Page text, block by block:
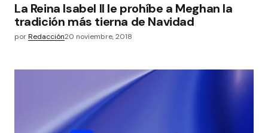
La Reina Isabel II le prohíbe a Meghan la
tradición más tierna de Navidad
porRedacción20 noviembre, 2018